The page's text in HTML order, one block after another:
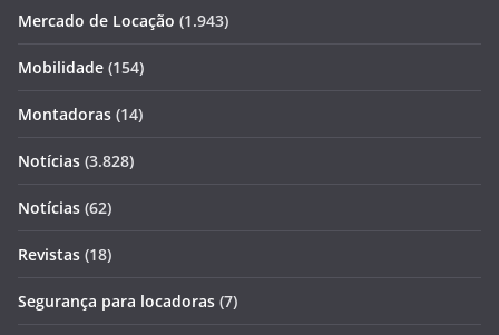
Mercado de Locação (1.943)
Mobilidade (154)
Montadoras (14)
Notícias (3.828)
Notícias (62)
Revistas (18)
Segurança para locadoras (7)